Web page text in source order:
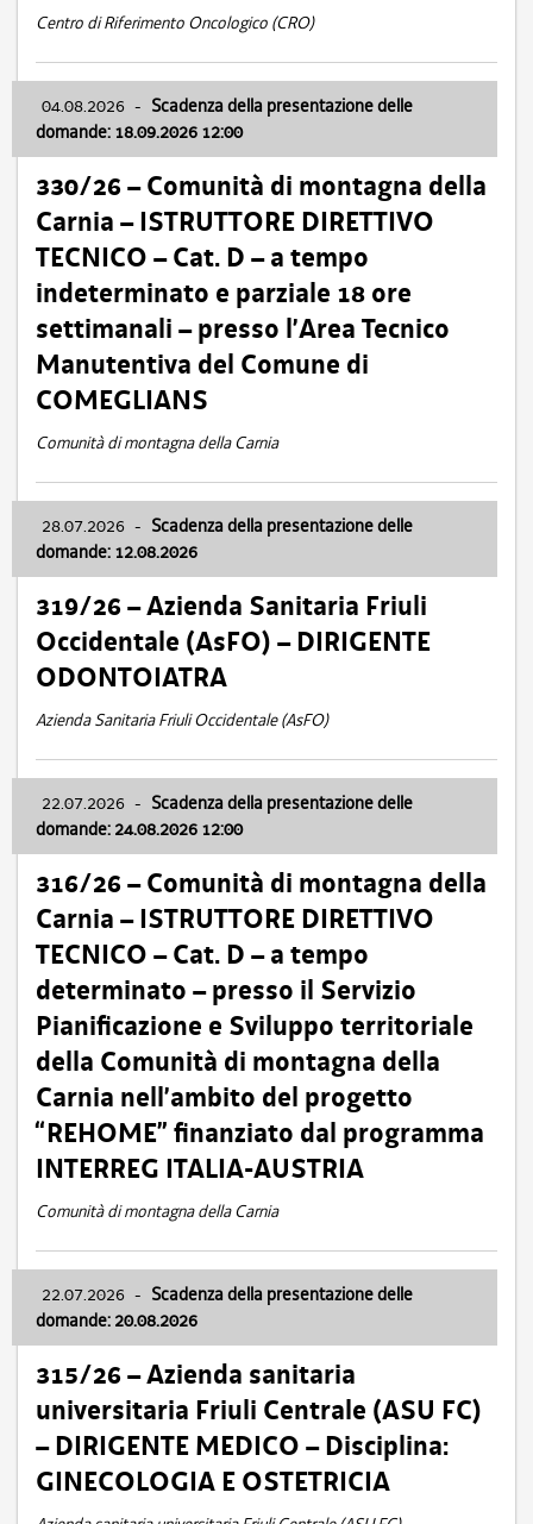
Centro di Riferimento Oncologico (CRO)
04.08.2026 - Scadenza della presentazione delle
domande: 18.09.2026 12:00
330/26 – Comunità di montagna della
Carnia – ISTRUTTORE DIRETTIVO
TECNICO – Cat. D – a tempo
indeterminato e parziale 18 ore
settimanali – presso l’Area Tecnico
Manutentiva del Comune di
COMEGLIANS
Comunità di montagna della Carnia
28.07.2026 - Scadenza della presentazione delle
domande: 12.08.2026
319/26 – Azienda Sanitaria Friuli
Occidentale (AsFO) – DIRIGENTE
ODONTOIATRA
Azienda Sanitaria Friuli Occidentale (AsFO)
22.07.2026 - Scadenza della presentazione delle
domande: 24.08.2026 12:00
316/26 – Comunità di montagna della
Carnia – ISTRUTTORE DIRETTIVO
TECNICO – Cat. D – a tempo
determinato – presso il Servizio
Pianificazione e Sviluppo territoriale
della Comunità di montagna della
Carnia nell’ambito del progetto
“REHOME” finanziato dal programma
INTERREG ITALIA-AUSTRIA
Comunità di montagna della Carnia
22.07.2026 - Scadenza della presentazione delle
domande: 20.08.2026
315/26 – Azienda sanitaria
universitaria Friuli Centrale (ASU FC)
– DIRIGENTE MEDICO – Disciplina:
GINECOLOGIA E OSTETRICIA